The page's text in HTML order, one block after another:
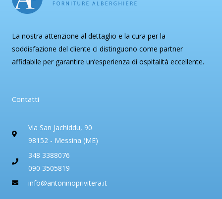
La nostra attenzione al dettaglio e la cura per la
soddisfazione del cliente ci distinguono come partner
affidabile per garantire un’esperienza di ospitalità eccellente.
Contatti
Via San Jachiddu, 90
98152 - Messina (ME)
348 3388076
090 3505819
info@antoninoprivitera.it